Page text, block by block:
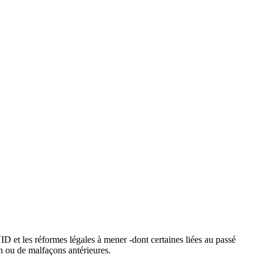
les réformes légales à mener -dont certaines liées au passé
de malfaçons antérieures.